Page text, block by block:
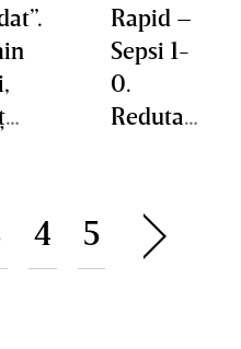
la
Rapid –
Sepsi 1-
0.
Reduta
tei a
cedat pe
4 5